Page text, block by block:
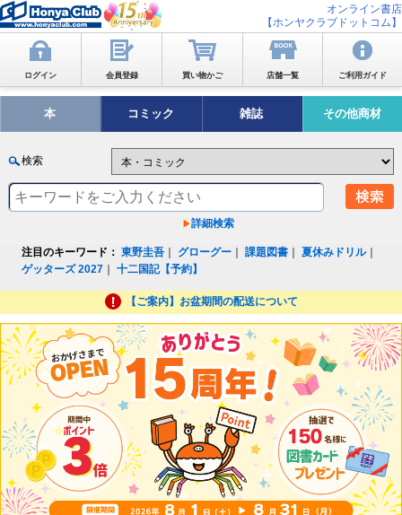
オンライン書店
【ホンヤクラブドットコム】
ログイン 会員登録 買い物かご 店舗一覧 ご利用ガイド
本 コミック 雑誌 その他商材
検索
詳細検索
注目のキーワード： 東野圭吾 グローグー ｜課題図書 ｜夏休みドリル｜
ゲッターズ 2027 ｜十二国記【予約】
【ご案内】お盆期間の配送について